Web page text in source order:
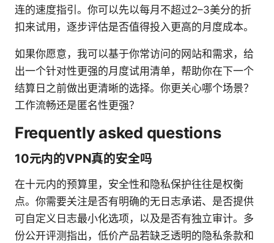
连的速度指引。你可以先以每月不超过2–3美分的折
扣来试用，逐步评估是否值得投入更高的月度成本。
如果你愿意，我可以基于你常访问的网站和需求，给
出一个针对性更强的月度试用清单，帮助你在下一个
结算日之前做出更清晰的选择。你更关心哪个场景？
工作流畅还是匿名性更强？
Frequently asked questions
10元内的VPN真的安全吗
在十元内的预算里，安全性和隐私保护往往是权衡
点。你需要关注是否有明确的无日志承诺、是否提供
可自定义日志最小化选项，以及是否有独立审计。多
份公开评测指出，低价产品若缺乏透明的隐私条款和